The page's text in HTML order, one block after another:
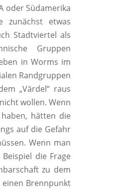
oder Südamerika
zunächst etwas
Stadtviertel als
Gruppen
in Worms im
Randgruppen
„Värdel“ raus
wollen. Wenn
hätten die
auf die Gefahr
Wenn man
die Frage
zu dem
Brennpunkt